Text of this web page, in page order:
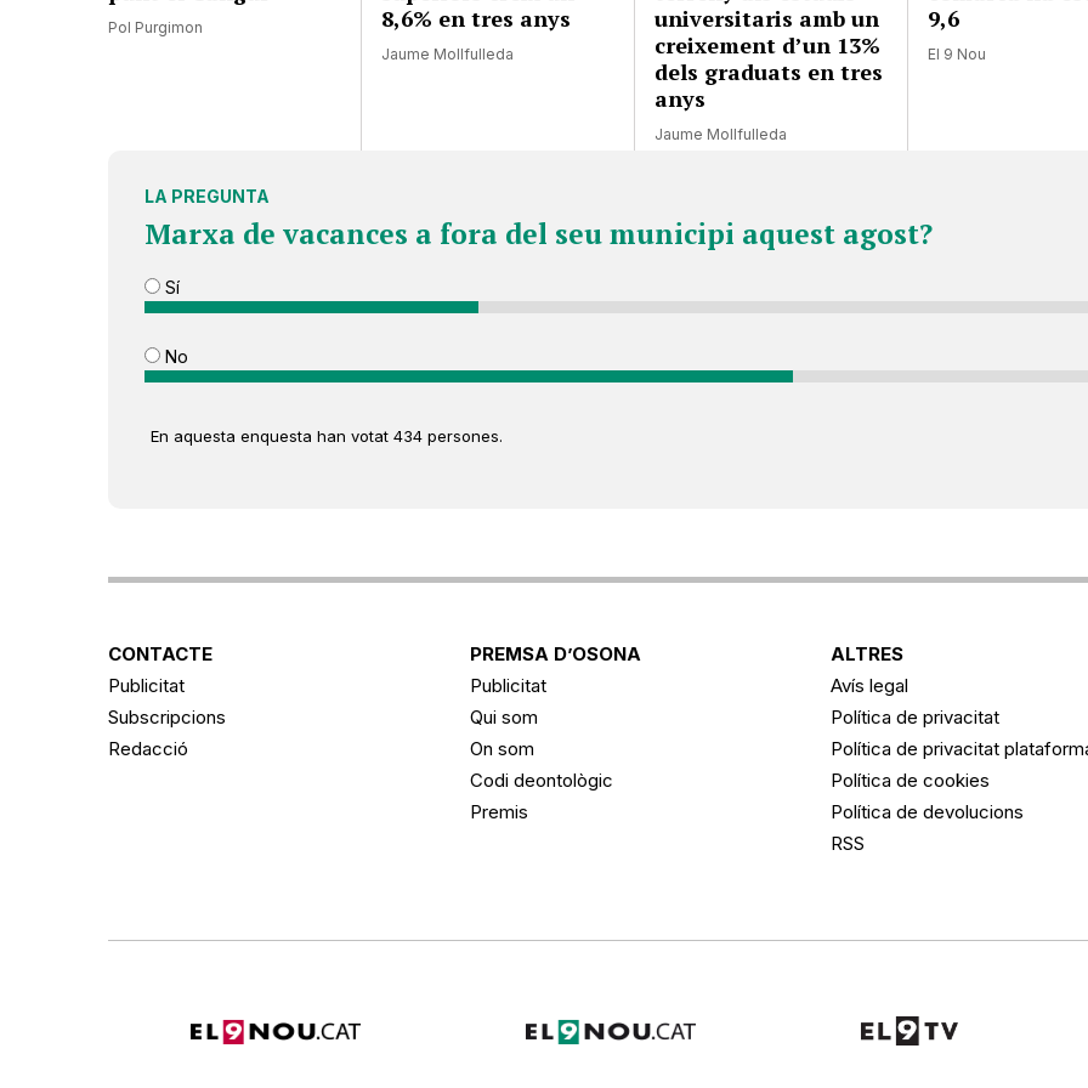
Pol Purgimon
8,6% en tres anys
Jaume Mollfulleda
universitaris amb un
creixement d’un 13%
dels graduats en tres
anys
Jaume Mollfulleda
9,6
El 9 Nou
LA PREGUNTA
Marxa de vacances a fora del seu municipi aquest agost?
Sí
No
En aquesta enquesta han votat 434 persones.
CONTACTE
Publicitat
Subscripcions
Redacció
PREMSA D’OSONA
Publicitat
Qui som
On som
Codi deontològic
Premis
ALTRES
Avís legal
Política de privacitat
Política de privacitat
Política de cookies
Política de devolucions
RSS